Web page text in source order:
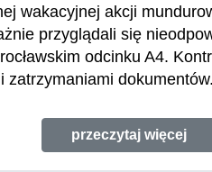
wakacyjnej akcji
przyglądali się
odcinku A4.
zatrzymaniami dokumentów.
przeczytaj więcej